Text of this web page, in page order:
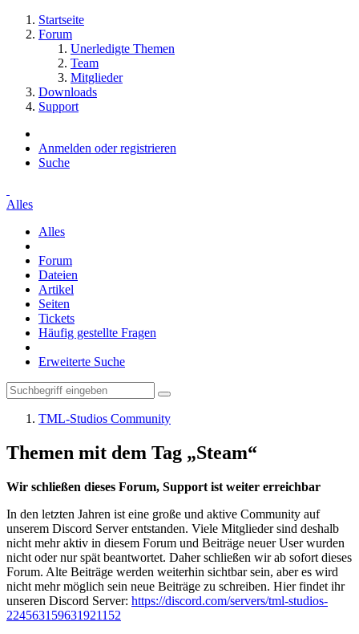
Startseite
Forum
Unerledigte Themen
Team
Mitglieder
Downloads
Support
Anmelden oder registrieren
Suche
Alles
Alles
Forum
Dateien
Artikel
Seiten
Tickets
Häufig gestellte Fragen
Erweiterte Suche
TML-Studios Community
Themen mit dem Tag „Steam“
Wir schließen dieses Forum, Support ist weiter erreichbar
In den letzten Jahren ist eine große und aktive Community auf
unserem Discord Server entstanden. Viele Mitglieder sind deshalb
nicht mehr aktiv in diesem Forum und Beiträge neuer User wurden
nicht oder nur spät beantwortet. Daher schließen wir ab sofort dieses
Forum. Alte Beiträge werden weiterhin sichtbar sein, aber es wird
nicht mehr möglich sein neue Beiträge zu schreiben. Hier findet ihr
unseren Discord Server: https://discord.com/servers/tml-studios-
224563159631921152